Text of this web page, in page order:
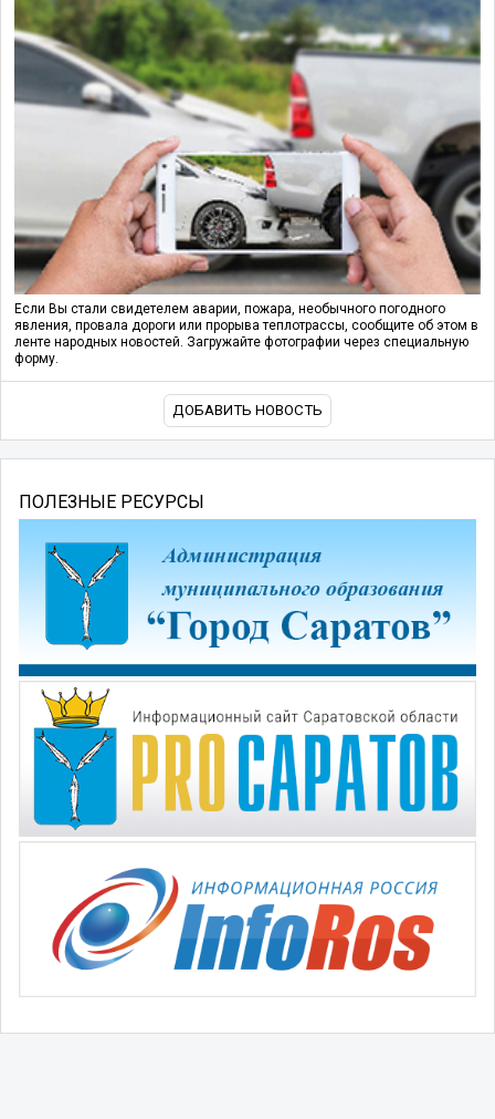
Если Вы стали свидетелем аварии, пожара, необычного погодного
явления, провала дороги или прорыва теплотрассы, сообщите об этом в
ленте народных новостей. Загружайте фотографии через специальную
форму.
ДОБАВИТЬ НОВОСТЬ
ПОЛЕЗНЫЕ РЕСУРСЫ